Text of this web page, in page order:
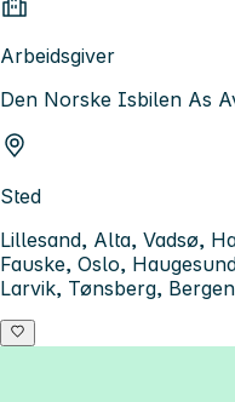
Arbeidsgiver
Den Norske Isbilen As
Sted
Lillesand, Alta, Vadsø,
Fauske, Oslo,
Larvik, Tønsberg, Bergen